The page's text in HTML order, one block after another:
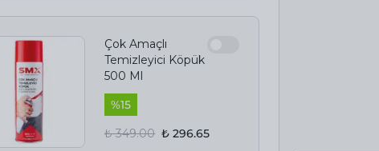
Çok Amaçlı
Temizleyici Köpük
500 Ml
%15
₺ 349.00 ₺ 296.65